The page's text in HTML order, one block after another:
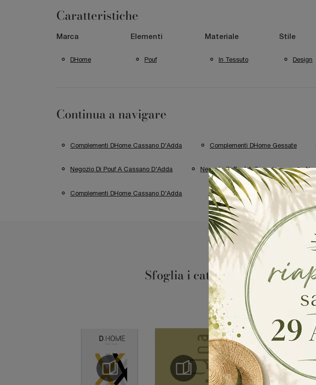
Caratteristiche
Marca
DHome
Elementi
Pouf
Materiale
In Tessuto
Stile
Design
Continua a navigare
Complementi DHome Cassano D'Adda Complementi DHome Gessate
Negozio Di Pouf A Cassano D'Adda Negozio Di Pouf A Gessate
Complementi DHome Cassano D'Adda
Sfoglia i cataloghi